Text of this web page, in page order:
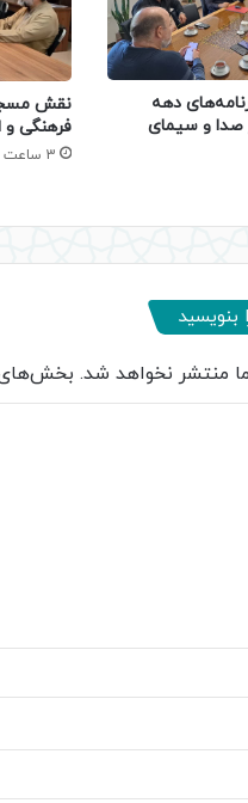
دهه
و سیمای
نقش
فرهنگی و
3 ساعت پیش
بنویسید
منتشر نخواهد شد. بخش‌های